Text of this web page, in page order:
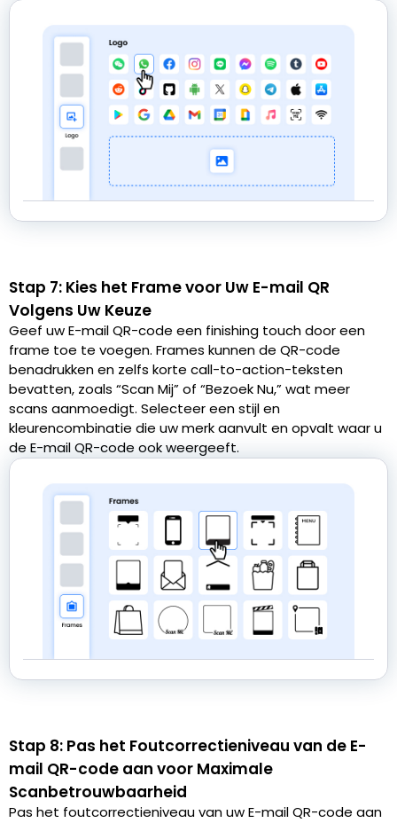
Stap 7: Kies het Frame voor Uw E-mail QR
Volgens Uw Keuze
Geef uw E-mail QR-code een finishing touch door een
frame toe te voegen. Frames kunnen de QR-code
benadrukken en zelfs korte call-to-action-teksten
bevatten, zoals “Scan Mij” of “Bezoek Nu,” wat meer
scans aanmoedigt. Selecteer een stijl en
kleurencombinatie die uw merk aanvult en opvalt waar u
de E-mail QR-code ook weergeeft.
Stap 8: Pas het Foutcorrectieniveau van de E-
mail QR-code aan voor Maximale
Scanbetrouwbaarheid
Pas het foutcorrectieniveau van uw E-mail QR-code aan